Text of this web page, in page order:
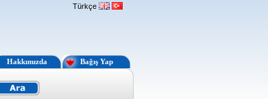
Türkçe
Hakkımızda Bağış Yap